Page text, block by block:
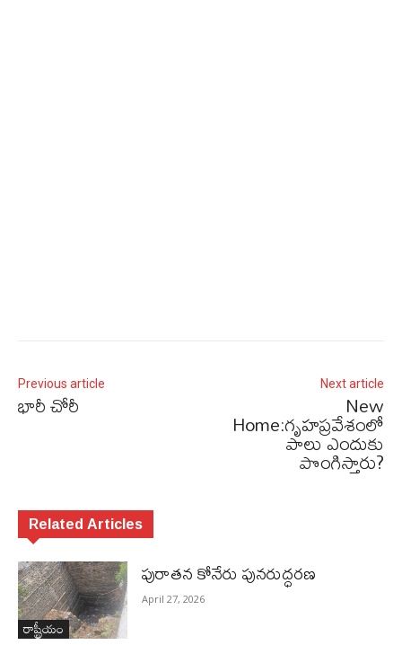
Previous article
భారీ చోరీ
Next article
New
Home:గృహప్రవేశంలో
పాలు ఎందుకు
పొంగిస్తారు?
Related Articles
రాష్ట్రీయం
పురాత‌న కోనేరు పున‌రుద్ధ‌ర‌ణ
April 27, 2026